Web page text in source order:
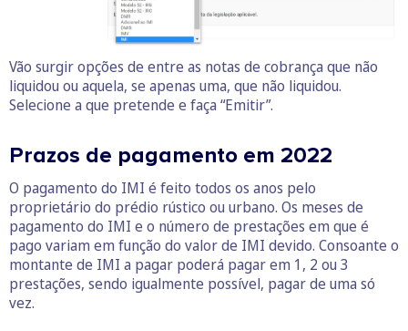
Vão surgir opções de entre as notas de cobrança que não
liquidou ou aquela, se apenas uma, que não liquidou.
Selecione a que pretende e faça “Emitir”.
Prazos de pagamento em 2022
O pagamento do IMI é feito todos os anos pelo
proprietário do prédio rústico ou urbano. Os meses de
pagamento do IMI e o número de prestações em que é
pago variam em função do valor de IMI devido. Consoante o
montante de IMI a pagar poderá pagar em 1, 2 ou 3
prestações, sendo igualmente possível, pagar de uma só
vez.